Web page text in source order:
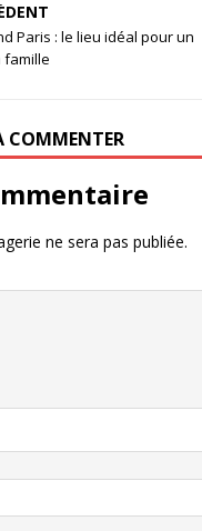
Paris : le lieu idéal pour un
famille
COMMENTER
ne sera pas publiée.